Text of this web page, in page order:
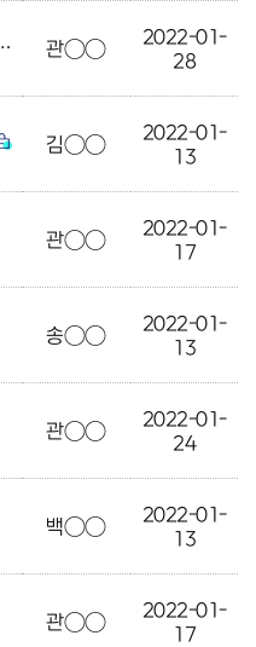
관○○
2022-01-
28
김○○
2022-01-
13
관○○
2022-01-
17
송○○
2022-01-
13
관○○
2022-01-
24
백○○
2022-01-
13
관○○
2022-01-
17